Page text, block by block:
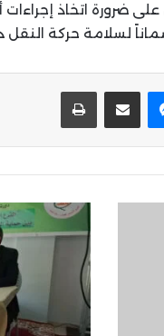
ضرورة اتخاذ
لسلامة حركة النقل
Messengerالمشاركة عبر البريد الإلكترونياطبعها
مجلس
القنص
بجهة
الشرق
يعقد
دورته
السنوية